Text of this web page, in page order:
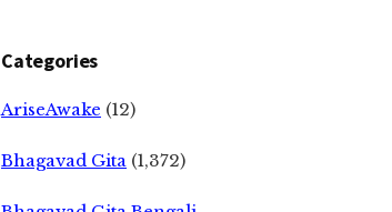
Categories
AriseAwake (12)
Bhagavad Gita (1,372)